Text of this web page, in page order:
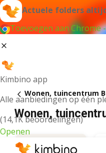
Actuele folders
Toevoegen aan Chrome -
Kimbino app
Alle aanbiedingen op één
(14,1K beoordelingen)
Openen
Wonen, tuincentrum
Wonen,